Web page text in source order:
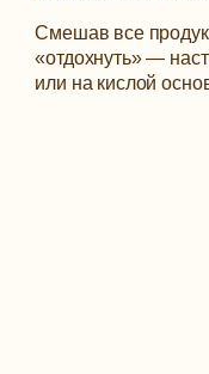
Смешав все
«отдохнуть» —
или на кислой